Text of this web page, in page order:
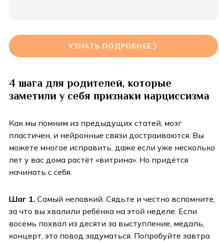
УЗНАТЬ ПОДРОБНЕЕ
4 шага для родителей, которые
заметили у себя признаки нарциссизма
Как мы помним из предыдущих статей, мозг
пластичен, и нейронные связи достраиваются. Вы
можете многое исправить, даже если уже несколько
лет у вас дома растёт «витрина». Но придётся
начинать с себя.
Шаг 1. Самый неловкий. Сядьте и честно вспомните,
за что вы хвалили ребёнка на этой неделе. Если
восемь похвал из десяти за выступление, медаль,
концерт, это повод задуматься. Попробуйте завтра